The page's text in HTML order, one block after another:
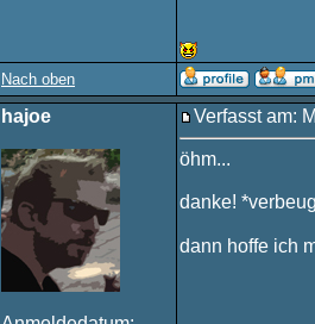
Nach oben
hajoe Verfasst am:
öhm...
danke!
dann hoffe ich